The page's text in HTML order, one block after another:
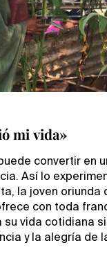
mi vida»
convertir en
Así lo
la joven oriunda
con toda
su vida cotidiana
y la alegría de